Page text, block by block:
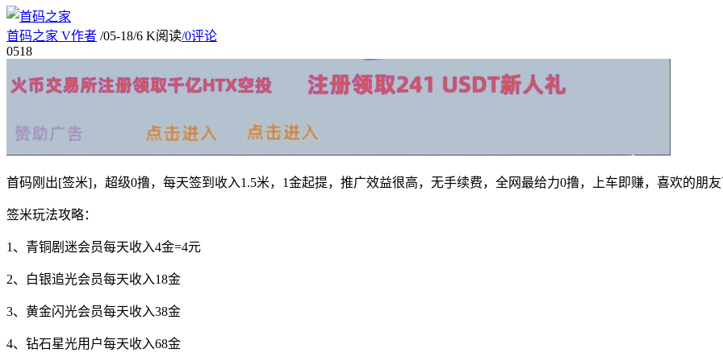
首码之家 V作者 /05-18/6 K阅读/0评论
0518
首码刚出[签米]，超级0撸，每天签到收入1.5米，1金起提，推广效益很高，无手续费，全网最给力0撸，上车即赚，喜欢的朋友
签米玩法攻略：
1、青铜剧迷会员每天收入4金=4元
2、白银追光会员每天收入18金
3、黄金闪光会员每天收入38金
4、钻石星光用户每天收入68金